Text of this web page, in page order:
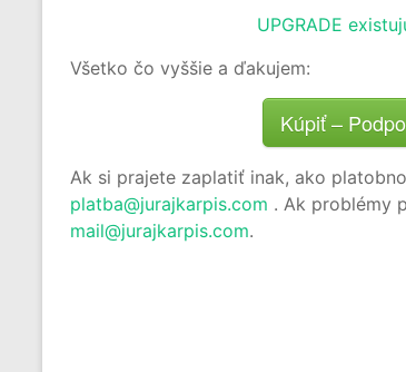
UPGRADE
Všetko čo vyššie a ďakujem:
Kúpiť –
Ak si prajete zaplatiť inak, ako
platba@jurajkarpis.com . Ak problémy
mail@jurajkarpis.com.